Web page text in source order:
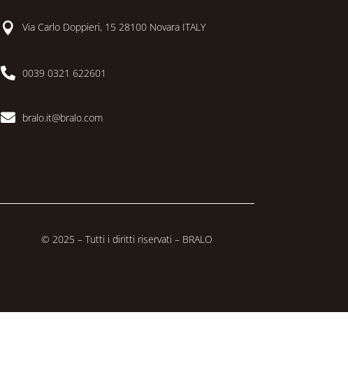
 Via Carlo Doppieri, 15 28100 Novara ITALY
 0039 0321 622601
 bralo.it@bralo.com
© 2025 – Tutti i diritti riservati – BRALO